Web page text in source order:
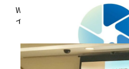
Why Diversity #4「21世紀型マ
イアス」